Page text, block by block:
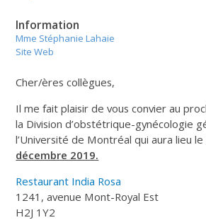
Information
Mme Stéphanie Lahaie
Site Web
Cher/ères collègues,
Il me fait plaisir de vous convier au
la Division d’obstétrique-gynécologie
l’Université de Montréal qui aura lieu le
décembre 2019.
Restaurant India Rosa
1241, avenue Mont-Royal Est
H2J 1Y2